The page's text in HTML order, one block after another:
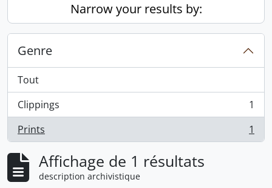
Narrow your results by:
Genre
Tout
Clippings
, 1 résultats
1
Prints
, 1 résultats 1
Affichage de 1 résultats
description archivistique